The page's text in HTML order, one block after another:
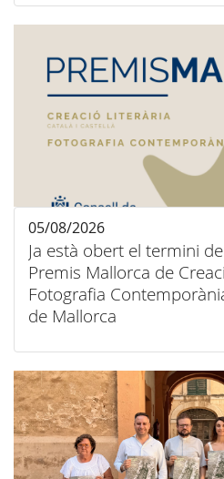
Ja està obert el termini
Premis Mallorca de
Fotografia
de Mallorca
05/08/2026